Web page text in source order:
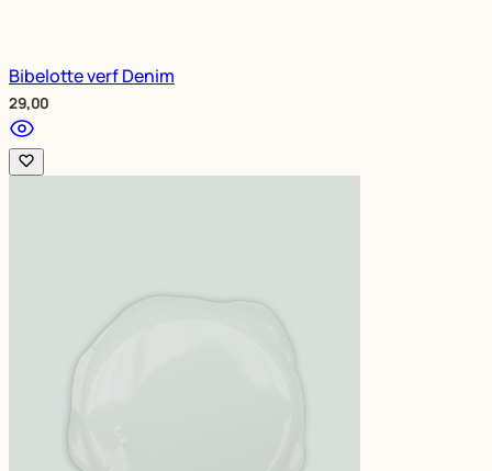
Bibelotte verf Denim
29,00